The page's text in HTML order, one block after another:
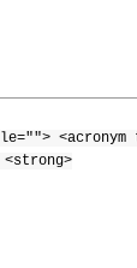
<acronym